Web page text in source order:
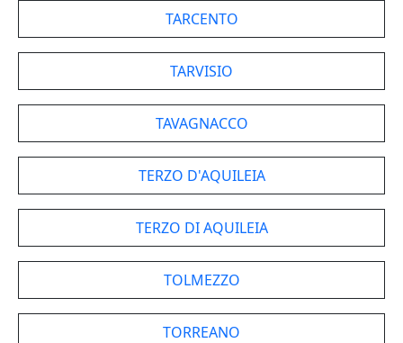
TARCENTO
TARVISIO
TAVAGNACCO
TERZO D'AQUILEIA
TERZO DI AQUILEIA
TOLMEZZO
TORREANO